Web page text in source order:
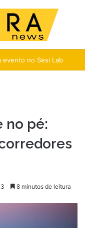
evento no Sesi Lab
no pé:
3 8 minutos de leitura